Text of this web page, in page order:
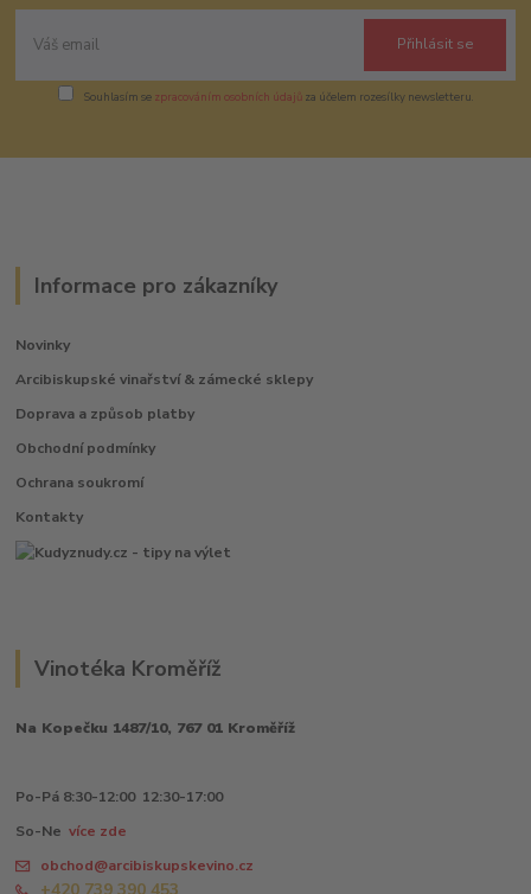
Přihlásit se
Souhlasím se zpracováním osobních údajůza účelem rozesílky newsletteru.
Informace pro zákazníky
Novinky
Arcibiskupské vinařství & zámecké sklepy
Doprava a způsob platby
Obchodní podmínky
Ochrana soukromí
Kontakty
Vinotéka Kroměříž
Na Kopečku 1487/10, 767 01 Kroměříž
Po-Pá 8:30-12:00 12:30-17:00
So-Nevíce zde
obchod@arcibiskupskevino.cz
+420 739 390 453